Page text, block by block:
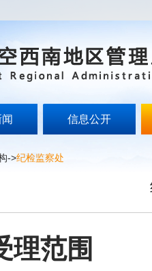
信息公开
->纪检监察处
理范围